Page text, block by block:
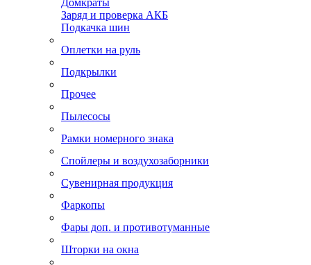
Домкраты
Заряд и проверка АКБ
Подкачка шин
Оплетки на руль
Подкрылки
Прочее
Пылесосы
Рамки номерного знака
Спойлеры и воздухозаборники
Сувенирная продукция
Фаркопы
Фары доп. и противотуманные
Шторки на окна